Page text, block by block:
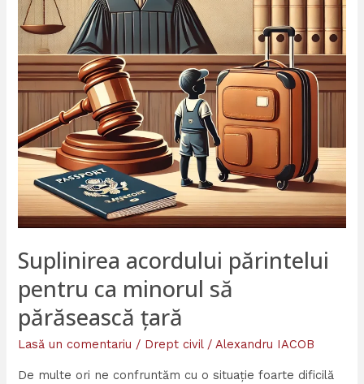
Suplinirea acordului părintelui
pentru ca minorul să
părăsească țară
Lasă un comentariu / Drept civil/Alexandru IACOB
De multe ori ne confruntăm cu o situație foarte dificilă
minorul
să
părăsească
țară